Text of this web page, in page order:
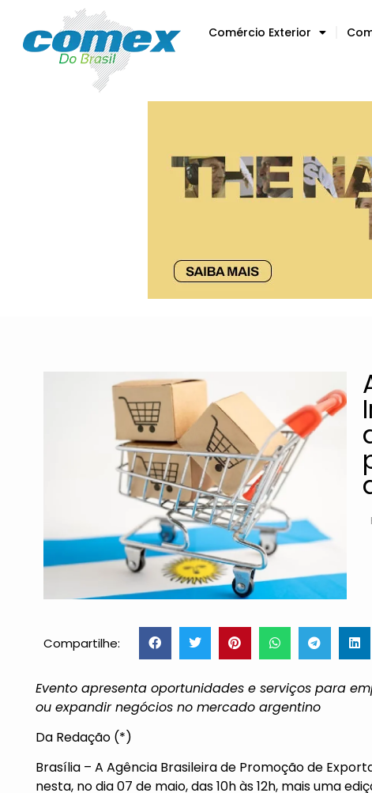
Comércio Exterior
Compartilhe:
Evento apresenta oportunidades e serviços para
ou expandir negócios no mercado argentino
Da Redação (*)
Brasília – A Agência Brasileira de Promoção de
nesta, no dia 07 de maio, das 10h às 12h, mais uma